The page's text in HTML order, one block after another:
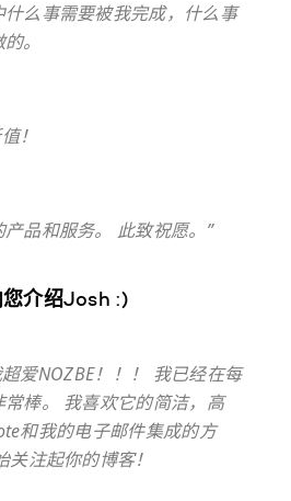
么事需要被我完成，什么事
。
！
品和服务。 此致祝愿。”
介绍Josh :)
爱NOZBE！！！ 我已经在每
棒。 我喜欢它的简洁，高
和我的电子邮件集成的方
注起你的博客！